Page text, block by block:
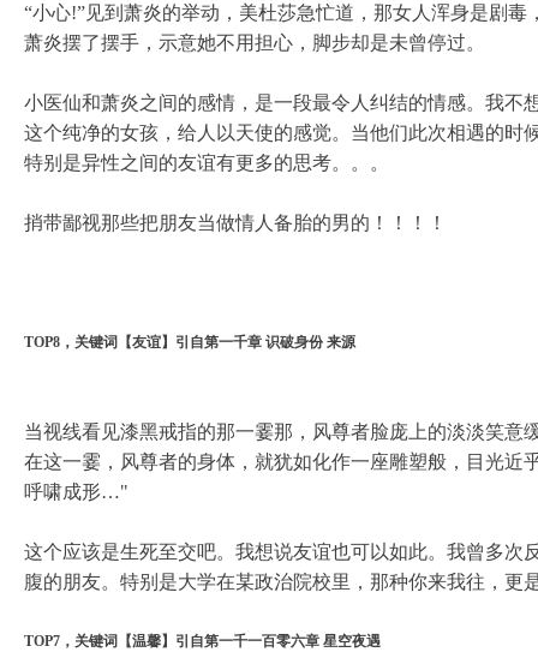
“小心!”见到萧炎的举动，美杜莎急忙道，那女人浑身是剧
萧炎摆了摆手，示意她不用担心，脚步却是未曾停过。
小医仙和萧炎之间的感情，是一段最令人纠结的情感。我
这个纯净的女孩，给人以天使的感觉。当他们此次相遇的
特别是异性之间的友谊有更多的思考。。。
捎带鄙视那些把朋友当做情人备胎的男的！！！！
TOP8，关键词【友谊】引自第一千章 识破身份 来源
当视线看见漆黑戒指的那一霎那，风尊者脸庞上的淡淡笑
在这一霎，风尊者的身体，就犹如化作一座雕塑般，目光
呼啸成形…"
这个应该是生死至交吧。我想说友谊也可以如此。我曾多
腹的朋友。特别是大学在某政治院校里，那种你来我往，
TOP7，关键词【温馨】引自第一千一百零六章 星空夜遇